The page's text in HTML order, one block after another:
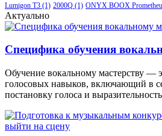
Lumigon T3 (1) 2000Q (1) ONYX BOOX
Актуально
Специфика обучения
Обучение вокальному мастерству —
голосовых навыков, включающий в
постановку голоса и